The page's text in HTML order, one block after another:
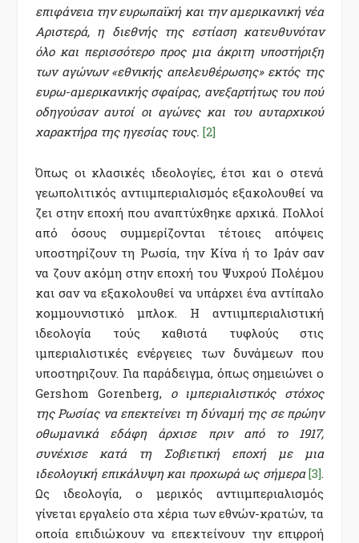
επιφάνεια την ευρωπαϊκή και την αμερικανική νέα
Aριστερά, η διεθνής της εστίαση κατευθυνόταν
όλο και περισσότερο προς μια άκριτη υποστήριξη
των αγώνων «εθνικής απελευθέρωσης» εκτός της
ευρω-αμερικανικής σφαίρας, ανεξαρτήτως του πού
οδηγούσαν αυτοί οι αγώνες και του αυταρχικού
χαρακτήρα της ηγεσίας τους. [2]
Όπως οι κλασικές ιδεολογίες, έτσι και ο στενά
γεωπολιτικός αντιιμπεριαλισμός εξακολουθεί να
ζει στην εποχή που αναπτύχθηκε αρχικά. Πολλοί
από όσους συμμερίζονται τέτοιες απόψεις
υποστηρίζουν τη Ρωσία, την Κίνα ή το Ιράν σαν
να ζουν ακόμη στην εποχή του Ψυχρού Πολέμου
και σαν να εξακολουθεί να υπάρχει ένα αντίπαλο
κομμουνιστικό μπλοκ. Η αντιιμπεριαλιστική
ιδεολογία τούς καθιστά τυφλούς στις
ιμπεριαλιστικές ενέργειες των δυνάμεων που
υποστηριζουν. Για παράδειγμα, όπως σημειώνει ο
Gershom Gorenberg, ο ιμπεριαλιστικός στόχος
της Ρωσίας να επεκτείνει τη δύναμή της σε πρώην
οθωμανικά εδάφη άρχισε πριν από το 1917,
συνέχισε κατά τη Σοβιετική εποχή με μια
ιδεολογική επικάλυψη και προχωρά ως σήμερα [3]
Ως ιδεολογία, ο μερικός αντιιμπεριαλισμός
γίνεται εργαλείο στα χέρια των εθνών-κρατών, τα
οποία επιδιώκουν να επεκτείνουν την επιρροή